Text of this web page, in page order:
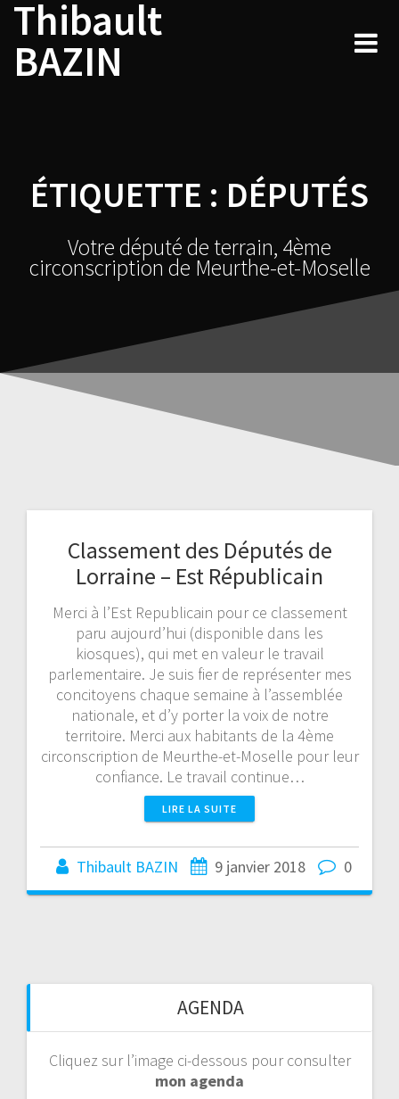
Skip
content
Thibault
BAZIN
ÉTIQUETTE : DÉPUTÉS
Votre député de terrain, 4ème
circonscription de Meurthe-et-Moselle
Classement des Députés de
Lorraine – Est Républicain
Merci à l’Est Republicain pour ce classement
paru aujourd’hui (disponible dans les
kiosques), qui met en valeur le travail
parlementaire. Je suis fier de représenter mes
concitoyens chaque semaine à l’assemblée
nationale, et d’y porter la voix de notre
territoire. Merci aux habitants de la 4ème
circonscription de Meurthe-et-Moselle pour leur
confiance. Le travail continue…
LIRE LA SUITE
Thibault BAZIN 9 janvier 2018 0
AGENDA
Cliquez sur l’image ci-dessous pour consulter
mon agenda